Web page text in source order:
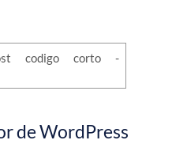
de WordPress